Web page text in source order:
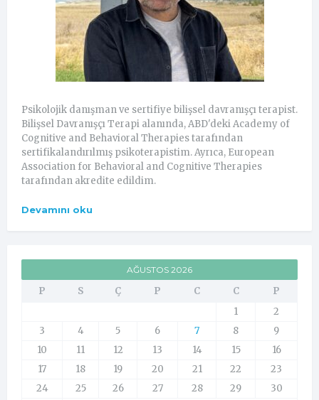
Psikolojik danışman ve sertifiye bilişsel davranışçı terapist.
Bilişsel Davranışçı Terapi alanında, ABD'deki Academy of
Cognitive and Behavioral Therapies tarafından
sertifikalandırılmış psikoterapistim. Ayrıca, European
Association for Behavioral and Cognitive Therapies
tarafından akredite edildim.
Devamını oku
AĞUSTOS 2026
P S Ç P C C
P
1
2
3
4 5 6 7 8
9
10
11 12 13 14 15
16
17
18 19 20 21 22
23
24
25 26 27 28 29
30